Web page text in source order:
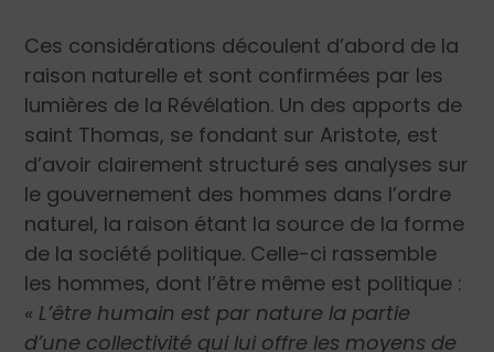
Ces considérations découlent d’abord de la
raison naturelle et sont confirmées par les
lumières de la Révélation. Un des apports de
saint Thomas, se fondant sur Aristote, est
d’avoir clairement structuré ses analyses sur
le gouvernement des hommes dans l’ordre
naturel, la raison étant la source de la forme
de la société politique. Celle-ci rassemble
les hommes, dont l’être même est politique :
« L’être humain est par nature la partie
d’une collectivité qui lui offre les moyens de